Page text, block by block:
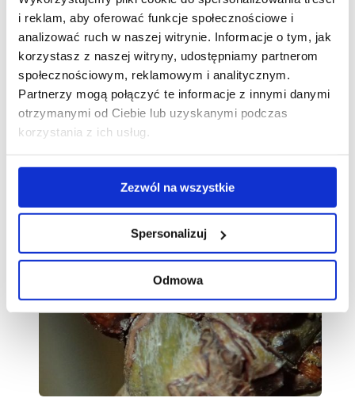
i reklam, aby oferować funkcje społecznościowe i
analizować ruch w naszej witrynie. Informacje o tym, jak
korzystasz z naszej witryny, udostępniamy partnerom
społecznościowym, reklamowym i analitycznym.
Partnerzy mogą połączyć te informacje z innymi danymi
otrzymanymi od Ciebie lub uzyskanymi podczas
korzystania z ich usług.
Zezwól na wszystkie
Spersonalizuj
Odmowa
Należy zwalczać chemicznie aktywne larwy przed
pokryciem się ich miseczką. Najlepsze rezultaty
daje preparat pochodzenia naturalnegoEmulpar
SprayorazMospilan 20 SPlubSpruzit Spray.
Galeria